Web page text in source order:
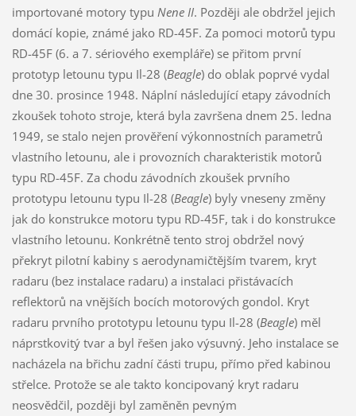
importované motory typu Nene II. Později ale obdržel jejich
domácí kopie, známé jako RD-45F. Za pomoci motorů typu
RD-45F (6. a 7. sériového exempláře) se přitom první
prototyp letounu typu Il-28 (Beagle) do oblak poprvé vydal
dne 30. prosince 1948. Náplní následující etapy závodních
zkoušek tohoto stroje, která byla završena dnem 25. ledna
1949, se stalo nejen prověření výkonnostních parametrů
vlastního letounu, ale i provozních charakteristik motorů
typu RD-45F. Za chodu závodních zkoušek prvního
prototypu letounu typu Il-28 (Beagle) byly vneseny změny
jak do konstrukce motoru typu RD-45F, tak i do konstrukce
vlastního letounu. Konkrétně tento stroj obdržel nový
překryt pilotní kabiny s aerodynamičtějším tvarem, kryt
radaru (bez instalace radaru) a instalaci přistávacích
reflektorů na vnějších bocích motorových gondol. Kryt
radaru prvního prototypu letounu typu Il-28 (Beagle) měl
náprstkovitý tvar a byl řešen jako výsuvný. Jeho instalace se
nacházela na břichu zadní části trupu, přímo před kabinou
střelce. Protože se ale takto koncipovaný kryt radaru
neosvědčil, později byl zaměněn pevným